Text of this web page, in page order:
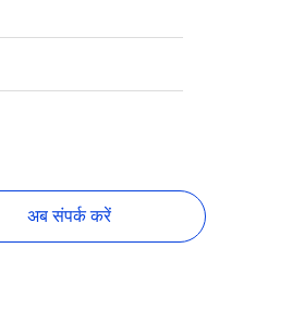
अब संपर्क करें